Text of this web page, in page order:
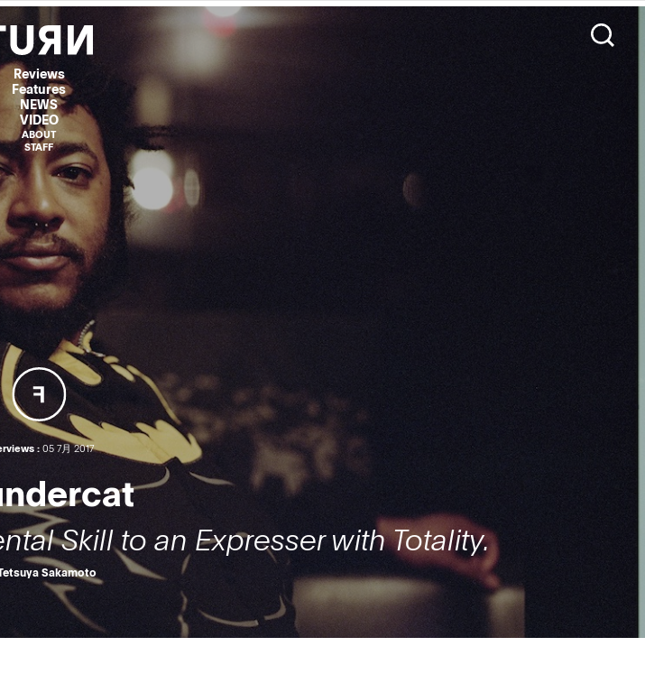
Reviews
Features
NEWS
VIDEO
ABOUT
STAFF
: 05 7月 2017
Skill to an Expresser with Totality.
Sakamoto